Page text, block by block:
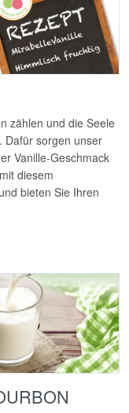
zählen und die Seele
Dafür sorgen unser
Vanille-Geschmack
diesem
bieten Sie Ihren